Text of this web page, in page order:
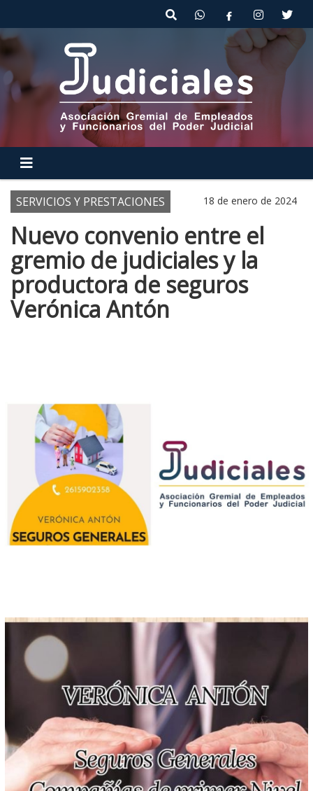
SERVICIOS Y PRESTACIONES 18 de enero de 2024
Nuevo convenio entre el
gremio de judiciales y la
productora de seguros
Verónica Antón